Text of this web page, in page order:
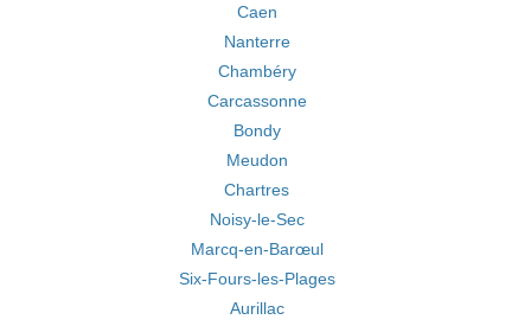
Caen
Nanterre
Chambéry
Carcassonne
Bondy
Meudon
Chartres
Noisy-le-Sec
Marcq-en-Barœul
Six-Fours-les-Plages
Aurillac